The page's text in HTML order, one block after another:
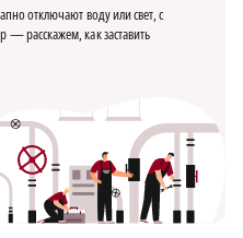
отключают воду или свет, с
расскажем, как заставить